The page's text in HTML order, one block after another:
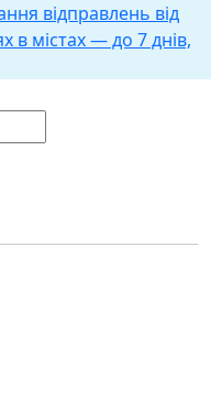
відправлень від
в містах — до 7 днів,